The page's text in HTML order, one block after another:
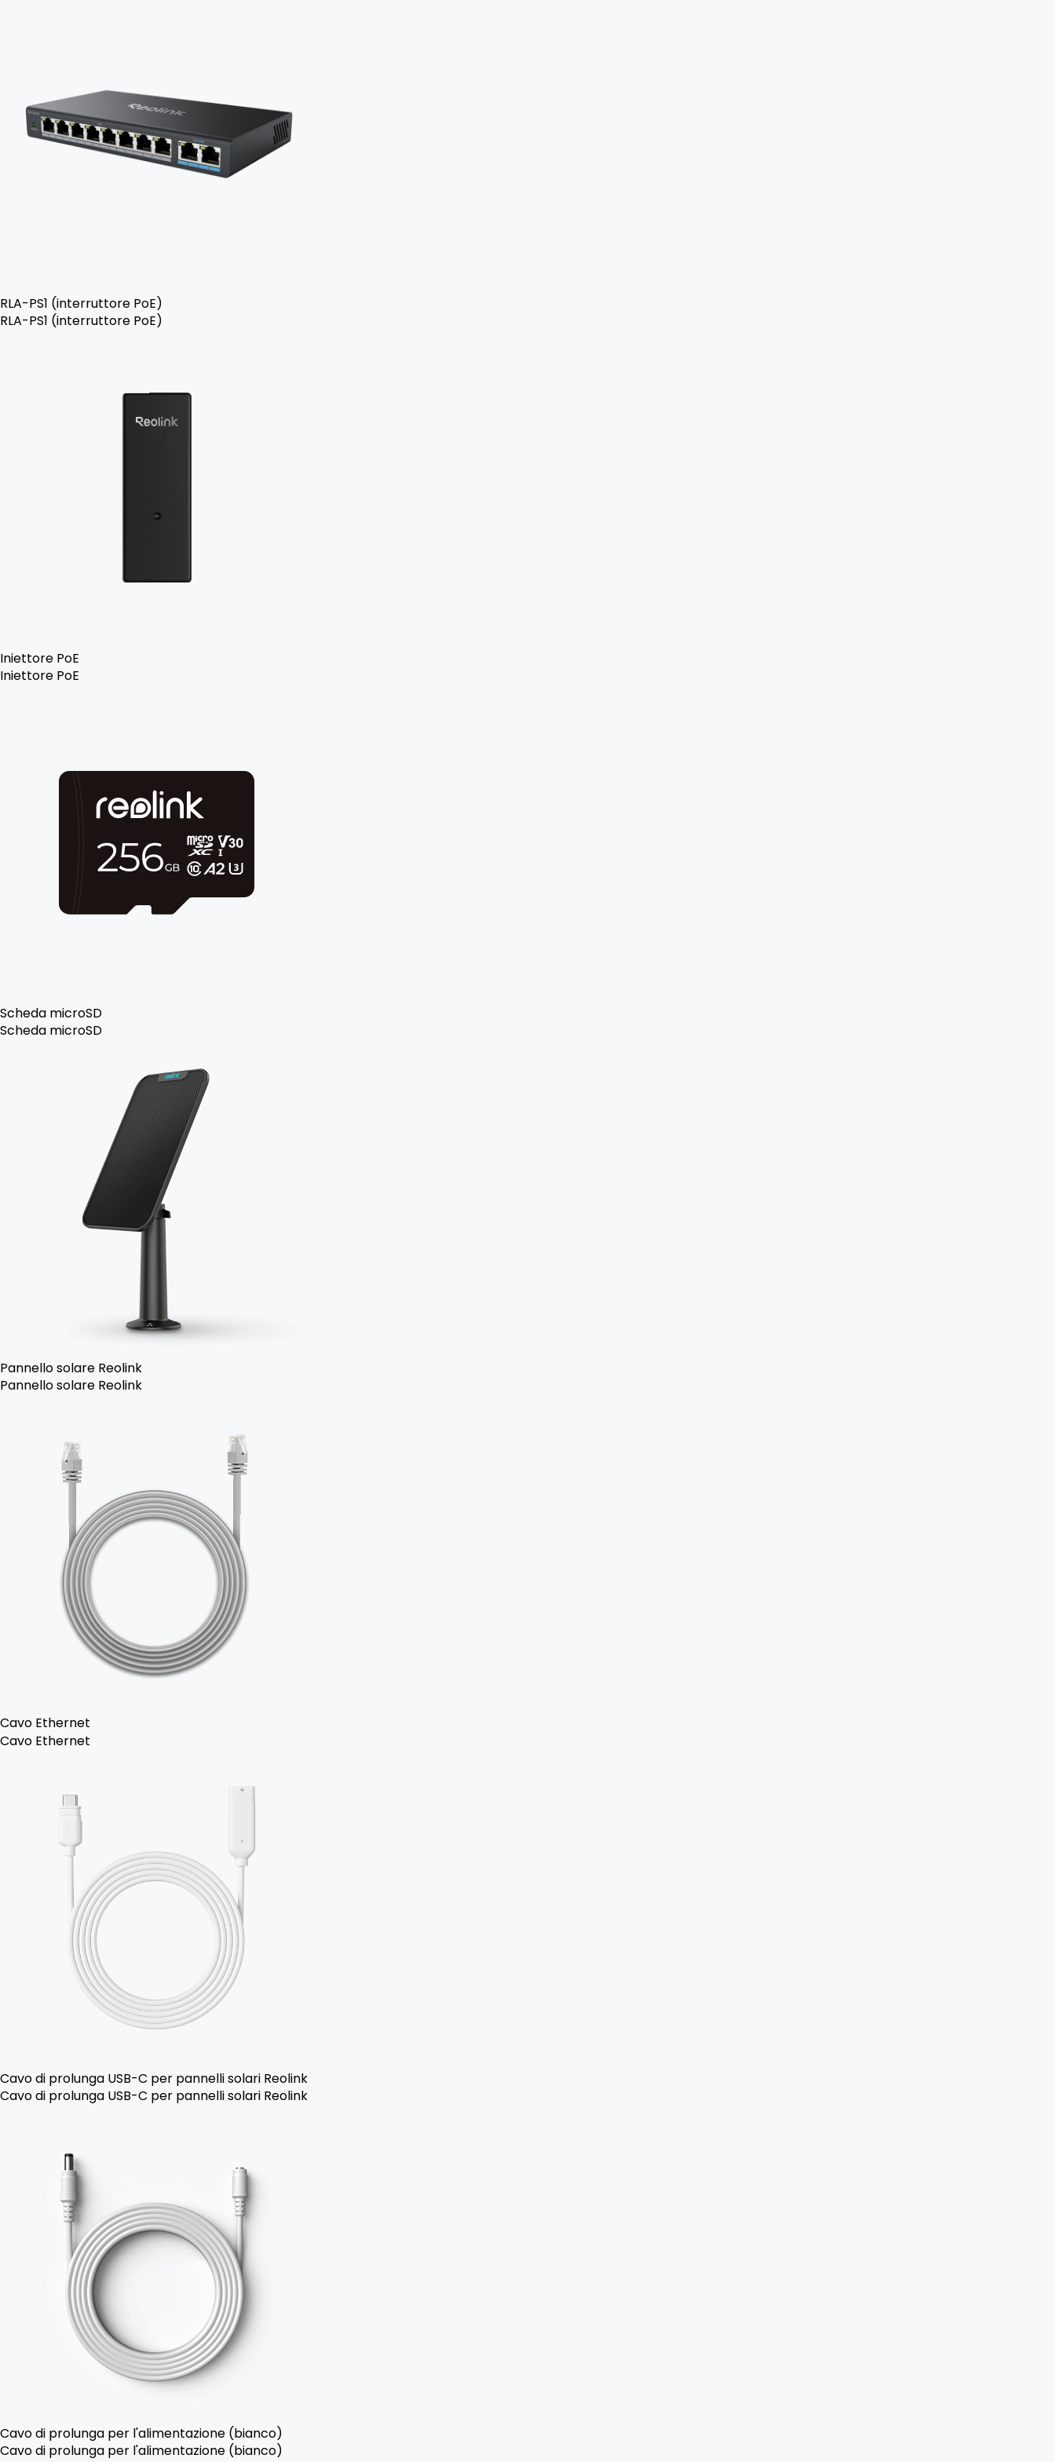
RLA-PS1 (interruttore PoE)
RLA-PS1 (interruttore PoE)
Iniettore PoE
Iniettore PoE
Scheda microSD
Scheda microSD
Pannello solare Reolink
Pannello solare Reolink
Cavo Ethernet
Cavo Ethernet
Cavo di prolunga USB-C per pannelli solari Reolink
Cavo di prolunga USB-C per pannelli solari Reolink
Cavo di prolunga per l'alimentazione (bianco)
Cavo di prolunga per l'alimentazione (bianco)